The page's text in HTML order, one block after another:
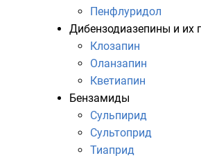
Пенфлуридол
Дибензодиазепины и их
Клозапин
Оланзапин
Кветиапин
Бензамиды
Сульпирид
Сультоприд
Тиаприд